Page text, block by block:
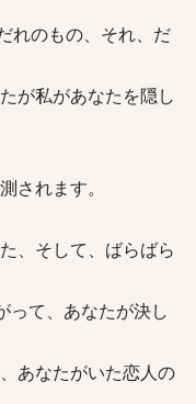
れのもの、それ、だ
が私があなたを隠し
されます。
、そして、ばらばら
って、あなたが決し
あなたがいた恋人の